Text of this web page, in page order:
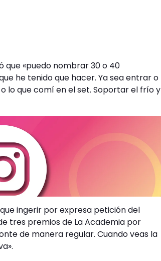
que «puedo nombrar 30 o 40
he tenido que hacer. Ya sea entrar o
lo que comí en el set. Soportar el frío y
ingerir por expresa petición del
tres premios de La Academia por
de manera regular. Cuando veas la